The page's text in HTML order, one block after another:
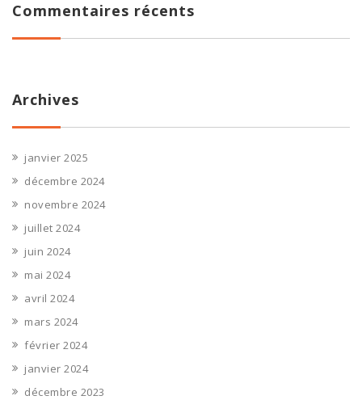
Commentaires récents
Archives
janvier 2025
décembre 2024
novembre 2024
juillet 2024
juin 2024
mai 2024
avril 2024
mars 2024
février 2024
janvier 2024
décembre 2023